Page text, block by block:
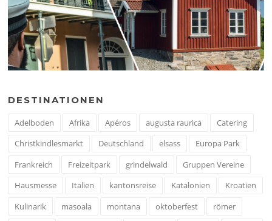
DESTINATIONEN
Adelboden Afrika Apéros augusta raurica
Catering
Christkindlesmarkt
Deutschland elsass
Europa Park
Frankreich
Freizeitpark grindelwald
Gruppen Vereine
Hausmesse
Italien kantonsreise Katalonien
Kroatien
Kulinarik
masoala montana oktoberfest
römer